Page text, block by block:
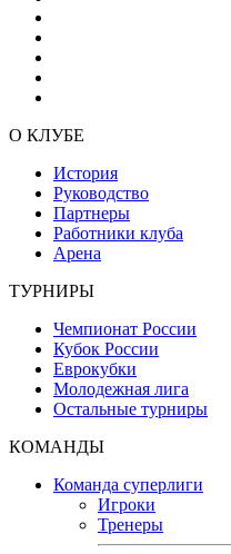
О КЛУБЕ
История
Руководство
Партнеры
Работники клуба
Арена
ТУРНИРЫ
Чемпионат России
Кубок России
Еврокубки
Молодежная лига
Остальные турниры
КОМАНДЫ
Команда суперлиги
Игроки
Тренеры